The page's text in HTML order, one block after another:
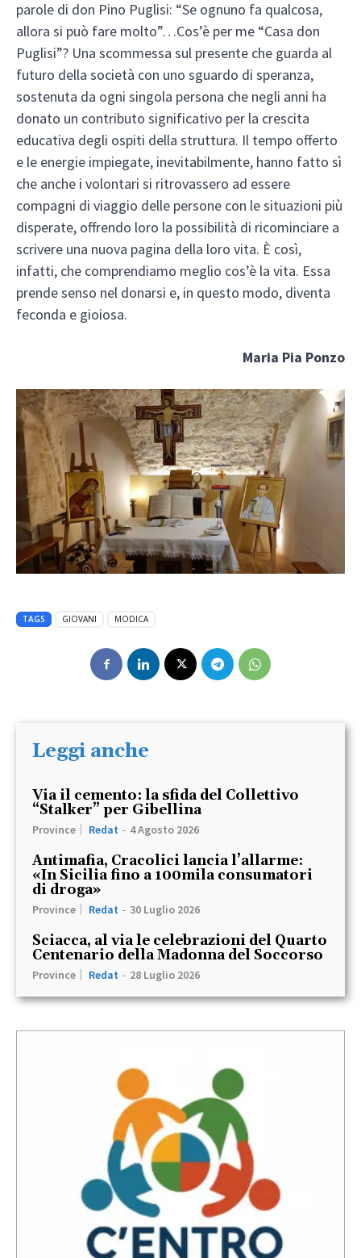
parole di don Pino Puglisi: “Se ognuno fa qualcosa,
allora si può fare molto”…Cos’è per me “Casa don
Puglisi”? Una scommessa sul presente che guarda al
futuro della società con uno sguardo di speranza,
sostenuta da ogni singola persona che negli anni ha
donato un contributo significativo per la crescita
educativa degli ospiti della struttura. Il tempo offerto
e le energie impiegate, inevitabilmente, hanno fatto sì
che anche i volontari si ritrovassero ad essere
compagni di viaggio delle persone con le situazioni più
disperate, offrendo loro la possibilità di ricominciare a
scrivere una nuova pagina della loro vita. È così,
infatti, che comprendiamo meglio cos’è la vita. Essa
prende senso nel donarsi e, in questo modo, diventa
feconda e gioiosa.
Maria Pia Ponzo
TAGS GIOVANI MODICA
Leggi anche
Via il cemento: la sfida del Collettivo
“Stalker” per Gibellina
Province Redat - 4 Agosto 2026
Antimafia, Cracolici lancia l’allarme:
«In Sicilia fino a 100mila consumatori
di droga»
Province Redat - 30 Luglio 2026
Sciacca, al via le celebrazioni del Quarto
Centenario della Madonna del Soccorso
Province Redat - 28 Luglio 2026